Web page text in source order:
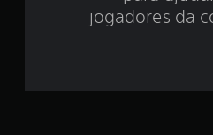
jogadores da